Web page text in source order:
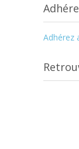
Adhérez